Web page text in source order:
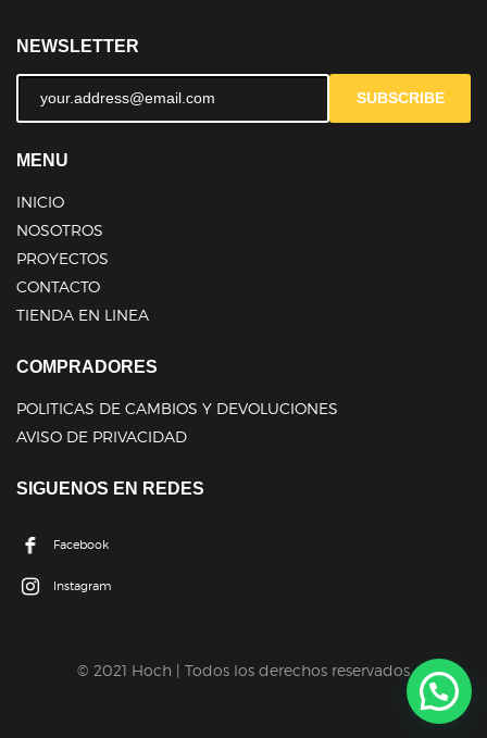
NEWSLETTER
SUBSCRIBE
MENU
INICIO
NOSOTROS
PROYECTOS
CONTACTO
TIENDA EN LINEA
COMPRADORES
POLITICAS DE CAMBIOS Y DEVOLUCIONES
AVISO DE PRIVACIDAD
SIGUENOS EN REDES
Facebook
Instagram
© 2021 Hoch | Todos los derechos reservados